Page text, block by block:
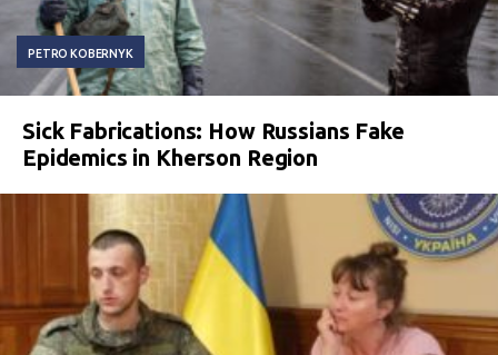
PETRO KOBERNYK
Sick Fabrications: How Russians Fake
Epidemics in Kherson Region